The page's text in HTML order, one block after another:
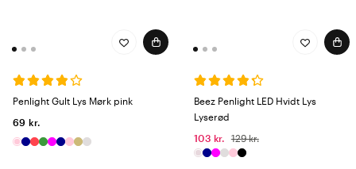
Penlight Gult Lys Mørk pink
69 kr.
Beez Penlight LED Hvidt Lys
Lyserød
103 kr.
129 kr.